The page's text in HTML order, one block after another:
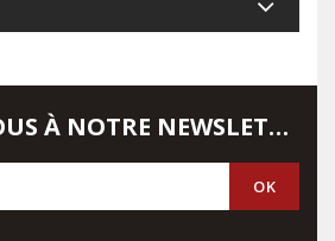
INSCRIVEZ-VOUS À NOTRE NEWSLETTER